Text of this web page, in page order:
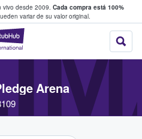
vivo desde 2009. Cada compra está 100%
variar de su valor original.
StubHub: donde
boletos
Arena